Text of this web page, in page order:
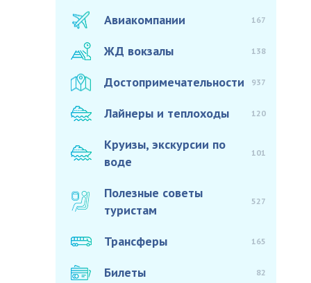
Авиакомпании 167
ЖД вокзалы 138
Достопримечательности 937
Лайнеры и теплоходы 120
Круизы, экскурсии по
воде
101
Полезные советы
туристам
527
Трансферы 165
Билеты 82